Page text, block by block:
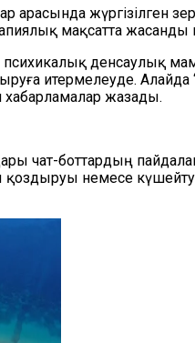
жүргізілген
мақсатта жасанды
денсаулық
итермелеуде.
хабарламалар жазады.
чат-боттардың
немесе